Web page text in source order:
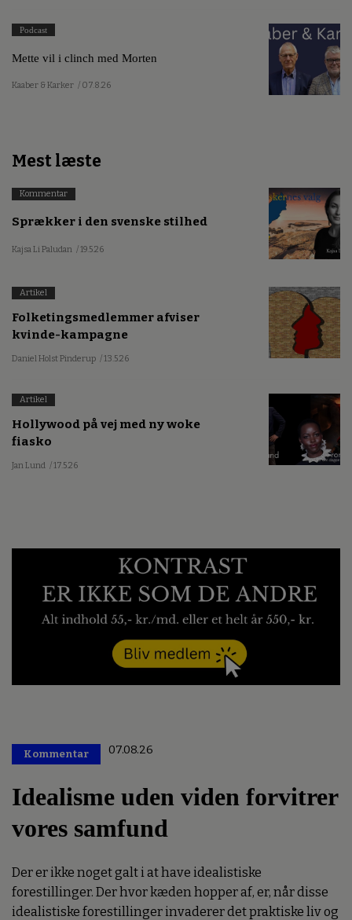
Podcast
Mette vil i clinch med Morten
Kaaber & Karker / 07.8.26
Mest læste
Kommentar
Sprækker i den svenske stilhed
Kajsa Li Paludan / 19.5.26
Artikel
Folketingsmedlemmer afviser
kvinde-kampagne
Daniel Holst Pinderup / 13.5.26
Artikel
Hollywood på vej med ny woke
fiasko
Jan Lund / 17.5.26
Kommentar 07.08.26
Idealisme uden viden forvitrer
vores samfund
Der er ikke noget galt i at have idealistiske
forestillinger. Der hvor kæden hopper af, er, når disse
idealistiske forestillinger invaderer det praktiske liv og